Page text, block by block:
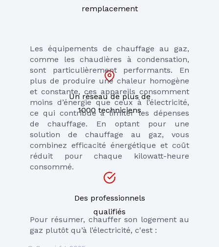
Les équipements de chauffage au gaz,
comme les chaudières à condensation,
sont particulièrement performants. En
plus de produire une chaleur homogène
et constante, ces appareils consomment
moins d’énergie que ceux à l’électricité,
ce qui contribue à limiter les dépenses
de chauffage. En optant pour une
solution de chauffage au gaz, vous
combinez efficacité énergétique et coût
réduit pour chaque kilowatt-heure
consommé.
Pour résumer, chauffer son logement au
gaz plutôt qu’à l’électricité, c'est :
remplacement
Un réseau de plus de
1000 techniciens
Des professionnels
qualifiés